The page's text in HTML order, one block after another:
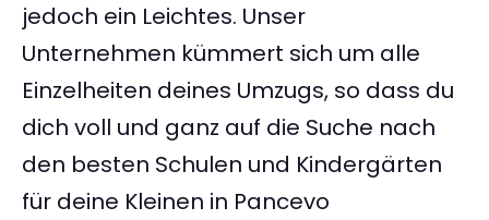
jedoch ein Leichtes. Unser
Unternehmen kümmert sich um alle
Einzelheiten deines Umzugs, so dass du
dich voll und ganz auf die Suche nach
den besten Schulen und Kindergärten
für deine Kleinen in Pancevo